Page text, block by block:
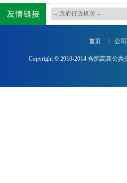
首页 公
Copyright © 2010-2014 合肥高新公